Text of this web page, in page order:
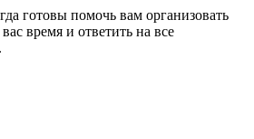
готовы помочь вам организовать
время и ответить на все